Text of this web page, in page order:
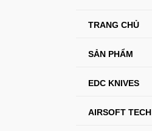
TRANG CHỦ
SẢN PHẨM
EDC KNIVES
AIRSOFT TECH